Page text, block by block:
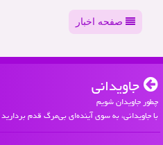
صفحه اخبار
جاویدانی
چطور جاویدان شویم
با جاویدانی، به سوی آینده‌ای بی‌مرگ قدم